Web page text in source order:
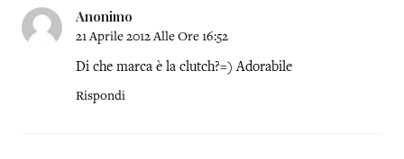
Anonimo
21 Aprile 2012 Alle Ore 16:52
Di che marca è la clutch?=) Adorabile
Rispondi